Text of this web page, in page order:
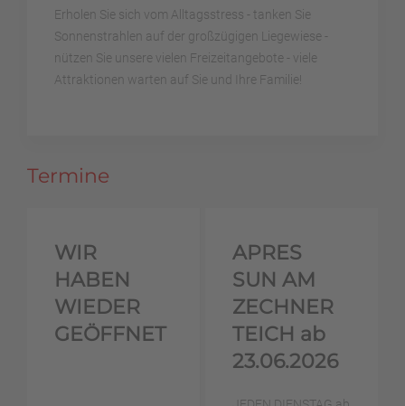
Erholen Sie sich vom Alltagsstress - tanken Sie
Sonnenstrahlen auf der großzügigen Liegewiese -
nützen Sie unsere vielen Freizeitangebote - viele
Attraktionen warten auf Sie und Ihre Familie!
Termine
WIR
HABEN
WIEDER
GEÖFFNET
APRES
SUN AM
ZECHNER
TEICH ab
23.06.2026